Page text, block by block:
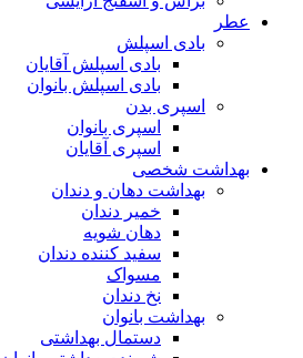
عطر
بادی اسپلش
بادی اسپلش آقایان
بادی اسپلش بانوان
اسپری بدن
اسپری بانوان
اسپری آقایان
بهداشت شخصی
بهداشت دهان و دندان
خمیر دندان
دهان شویه
سفید کننده دندان
مسواک
نخ دندان
بهداشت بانوان
دستمال بهداشتی